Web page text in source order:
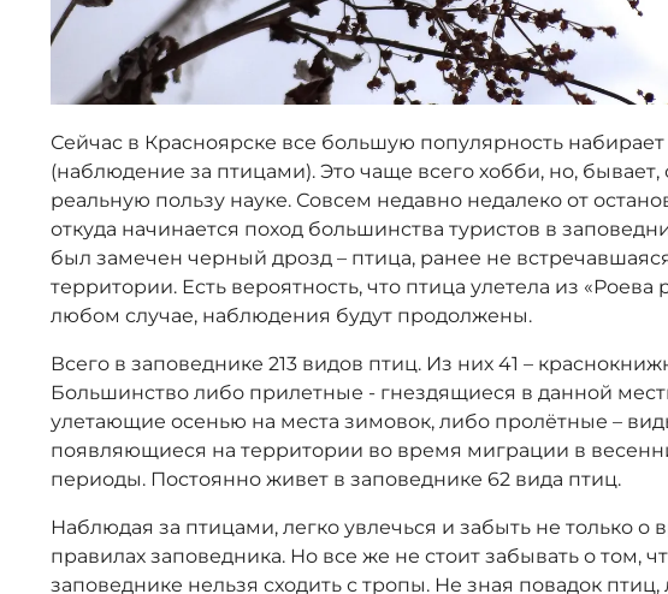
Сейчас в Красноярске все большую популярность
(наблюдение за птицами). Это чаще всего хобби, но,
реальную пользу науке. Совсем недавно недалеко от
откуда начинается поход большинства туристов в
был замечен черный дрозд – птица, ранее не
территории. Есть вероятность, что птица улетела из «Роева
любом случае, наблюдения будут продолжены.
Всего в заповеднике 213 видов птиц. Из них 41 –
Большинство либо прилетные - гнездящиеся в данной
улетающие осенью на места зимовок, либо пролётные –
появляющиеся на территории во время миграции в
периоды. Постоянно живет в заповеднике 62 вида птиц.
Наблюдая за птицами, легко увлечься и забыть не только о
правилах заповедника. Но все же не стоит забывать о том,
заповеднике нельзя сходить с тропы. Не зная повадок птиц,